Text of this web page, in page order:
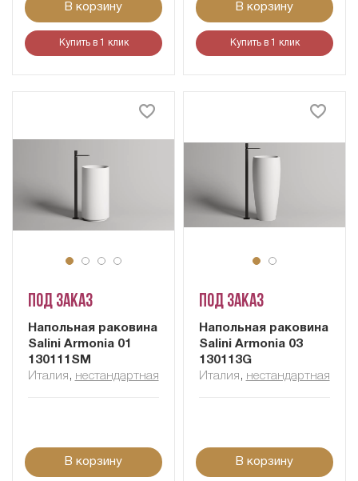
В корзину
Купить в 1 клик
В корзину
Купить в 1 клик
Под заказ
Напольная раковина
Salini Armonia 01
130111SM
Италия , нестандартная
В корзину
Под заказ
Напольная раковина
Salini Armonia 03
130113G
Италия , нестандартная
В корзину